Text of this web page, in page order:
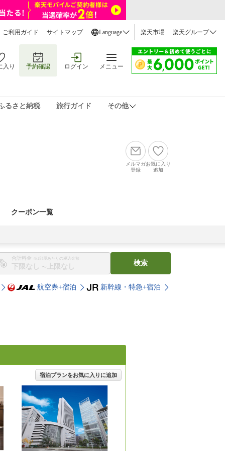
ご利用ガイド サイトマップ Language 楽天市場 楽天グループ
入り 予約確認 ログイン メニュー
るさと納税 旅行ガイド その他
メルマガ
登録
お気に入り
追加
クーポン一覧
合計料金 ※1部屋あたりの税込金額
〜
検索
航空券+宿泊 新幹線・特急+宿泊
宿泊プランをお気に入りに追加